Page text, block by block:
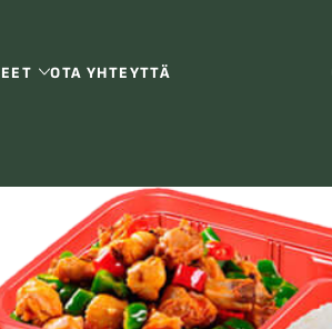
OTA YHTEYTTÄ